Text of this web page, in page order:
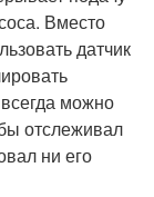
Вместо
датчик
можно
отслеживал
ни его